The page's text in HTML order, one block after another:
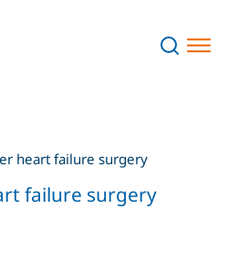
heart failure surgery
failure surgery